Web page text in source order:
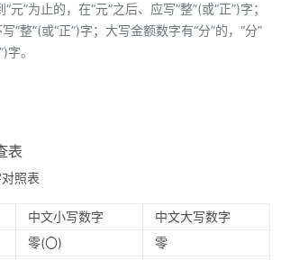
元”为止的，在“元”之后、应写“整”(或“正”)字；
“整”(或“正”)字；大写金额数字有“分”的，“分”
字。
表
照表
中文小写数字
中文大写数字
零(〇)
零